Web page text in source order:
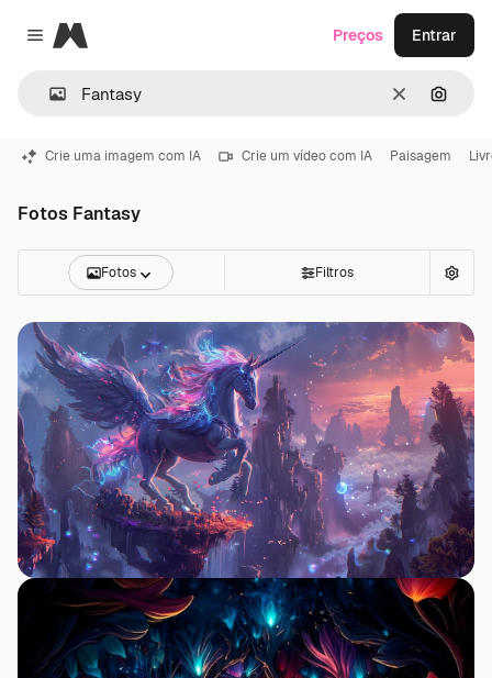
Close menu
Magnific
Limpar
Preços Entrar
Crie uma imagem com IA Crie um vídeo com IA Paisagem
Fotos Fantasy
Fotos Filtros